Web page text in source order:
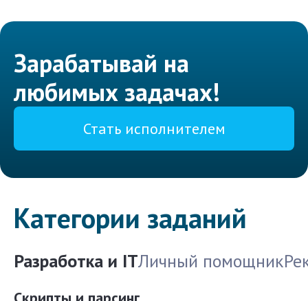
Зарабатывай на
любимых задачах!
Стать исполнителем
Категории заданий
Разработка и ITЛичный помощник